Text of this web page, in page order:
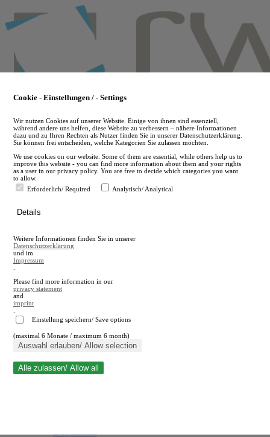
to
main
en
A
A
Suche schließen
Cookie - Einstellungen / - Settings
Wir nutzen Cookies auf unserer Website. Einige von ihnen sind essenziell,
während andere uns helfen, diese Website zu verbessern – nähere Informationen
dazu und zu Ihren Rechten als Nutzer finden Sie in unserer Datenschutzerklärung.
Sie können frei entscheiden, welche Kategorien Sie zulassen möchten.
We use cookies on our website. Some of them are essential, while others help us to
improve this website - you can find more information about them and your rights
as a user in our privacy policy. You are free to decide which categories you want
to allow.
Erforderlich/ Required
Analytisch/ Analytical
Details
Weitere Informationen finden Sie in unserer
Datenschutzerklärung
und im
Impressum
Please find more information in our
privacy statement
and
imprint
Einstellung speichern/ Save options
(maximal 6 Monate / maximum 6 month)
Auswahl erlauben/ Allow selection
Alle zulassen/ Allow all